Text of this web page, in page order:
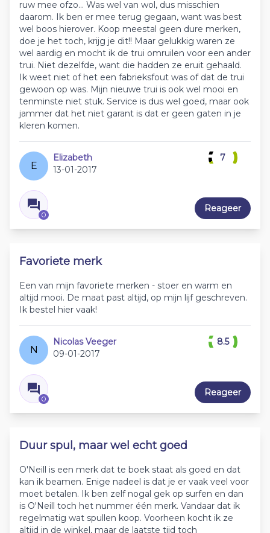
ruw mee ofzo... Was wel van wol, dus misschien
daarom. Ik ben er mee terug gegaan, want was best
wel boos hierover. Koop meestal geen dure merken,
doe je het toch, krijg je dit!! Maar gelukkig waren ze
wel aardig en mocht ik de trui omruilen voor een ander
trui. Niet dezelfde, want die hadden ze eruit gehaald.
Ik weet niet of het een fabrieksfout was of dat de trui
gewoon op was. Mijn nieuwe trui is ook wel mooi en
tenminste niet stuk. Service is dus wel goed, maar ook
jammer dat het niet garant is dat er geen gaten in je
kleren komen.
E
Elizabeth
13-01-2017
0
7
Reageer
Favoriete merk
Een van mijn favoriete merken - stoer en warm en
altijd mooi. De maat past altijd, op mijn lijf geschreven.
Ik bestel hier vaak!
N
Nicolas Veeger
09-01-2017
0
8.5
Reageer
Duur spul, maar wel echt goed
O'Neill is een merk dat te boek staat als goed en dat
kan ik beamen. Enige nadeel is dat je er vaak veel voor
moet betalen. Ik ben zelf nogal gek op surfen en dan
is O'Neill toch het nummer één merk. Vandaar dat ik
regelmatig wat spullen koop. Voorheen kocht ik ze
altijd in de winkel, maar de laatste tijd toch